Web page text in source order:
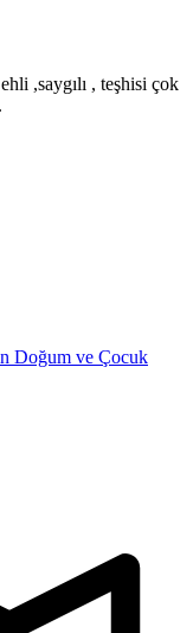
,saygılı , teşhisi çok
Doğum ve Çocuk